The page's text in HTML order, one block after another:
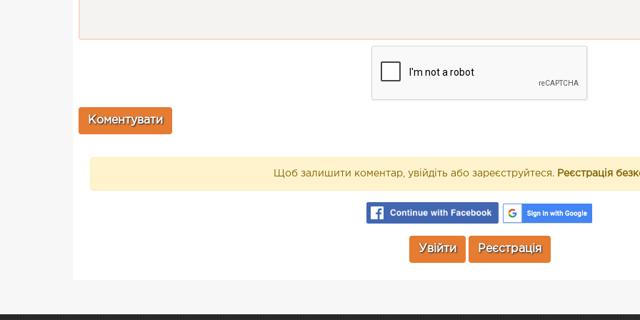
Щоб залишити коментар, увійдіть або зареєструйтеся. Реєстрація
Увійти Реєстрація